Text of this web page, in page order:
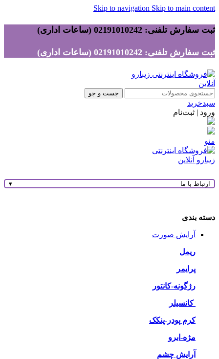
Skip to navigation Skip to main content
ثبت سفارش تلفنی: 02191010242 (ساعات اداری)
ثبت سفارش تلفنی: 02191010242 (ساعات اداری)
جست و جو
سبدخرید
ورود | ثبت‌نام
منو
ارتباط با ما ▾
دسته بندی
آرایش صورت
ریمل
پرایمر
رژگونه-کانتور
کانسیلر
کرم پودر-پنکک
مژه-ابرو
آرایش چشم